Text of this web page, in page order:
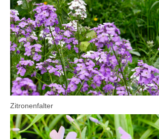
Zitronenfalter